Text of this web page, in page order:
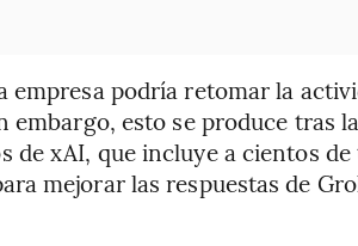
empresa podría retomar la
embargo, esto se produce tras
de xAI, que incluye a cientos
mejorar las respuestas de